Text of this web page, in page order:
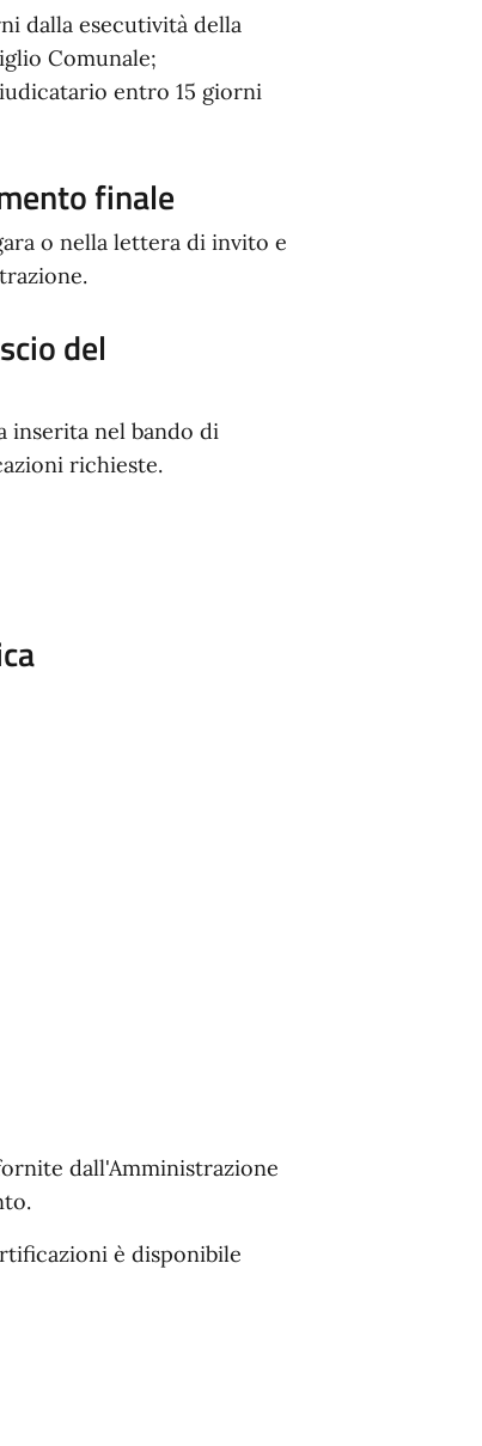
dalla esecutività della
Comunale;
entro 15 giorni
finale
o nella lettera di invito e
del
inserita nel bando di
richieste.
dall'Amministrazione
è disponibile